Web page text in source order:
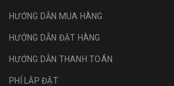
HƯỚNG DẪN MUA HÀNG
HƯỚNG DẪN ĐẶT HÀNG
HƯỚNG DẪN THANH TOÁN
PHÍ LẮP ĐẶT